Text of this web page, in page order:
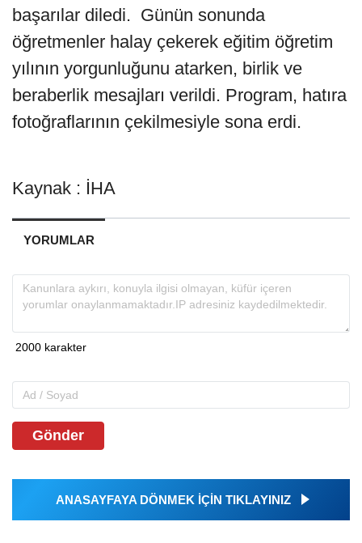
başarılar diledi. Günün sonunda
öğretmenler halay çekerek eğitim öğretim
yılının yorgunluğunu atarken, birlik ve
beraberlik mesajları verildi. Program, hatıra
fotoğraflarının çekilmesiyle sona erdi.
Kaynak : İHA
YORUMLAR
Gönder
ANASAYFAYA DÖNMEK İÇİN TIKLAYINIZ